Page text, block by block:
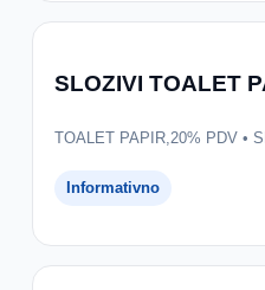
SLOZIVI TOALET
TOALET PAPIR,20% PDV •
Informativno